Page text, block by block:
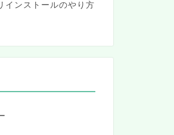
インストールのやり方